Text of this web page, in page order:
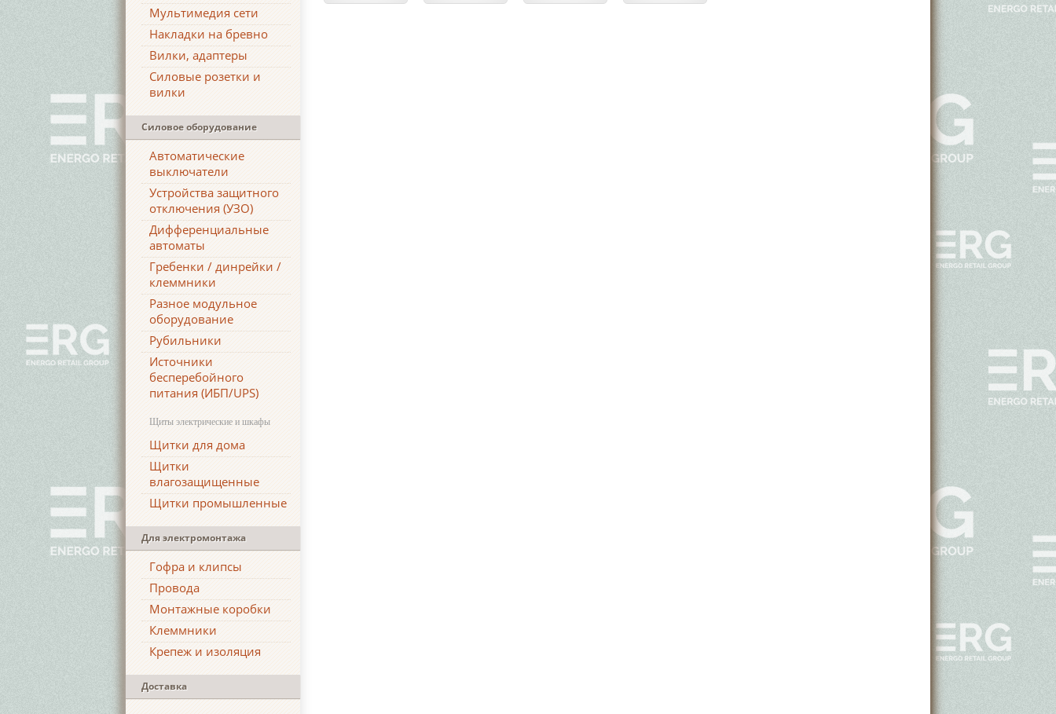
Мультимедия сети
Накладки на бревно
Вилки, адаптеры
Силовые розетки и
вилки
Силовое оборудование
Автоматические
выключатели
Устройства защитного
отключения (УЗО)
Дифференциальные
автоматы
Гребенки / динрейки /
клеммники
Разное модульное
оборудование
Рубильники
Источники
бесперебойного
питания (ИБП/UPS)
Щиты электрические и шкафы
Щитки для дома
Щитки
влагозащищенные
Щитки промышленные
Для электромонтажа
Гофра и клипсы
Провода
Монтажные коробки
Клеммники
Крепеж и изоляция
Доставка